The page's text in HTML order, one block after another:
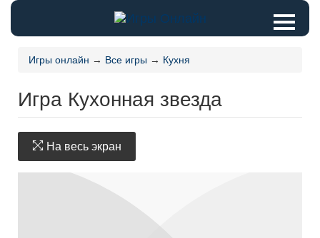
Игры онлайн → Все игры → Кухня
Игра Кухонная звезда
На весь экран